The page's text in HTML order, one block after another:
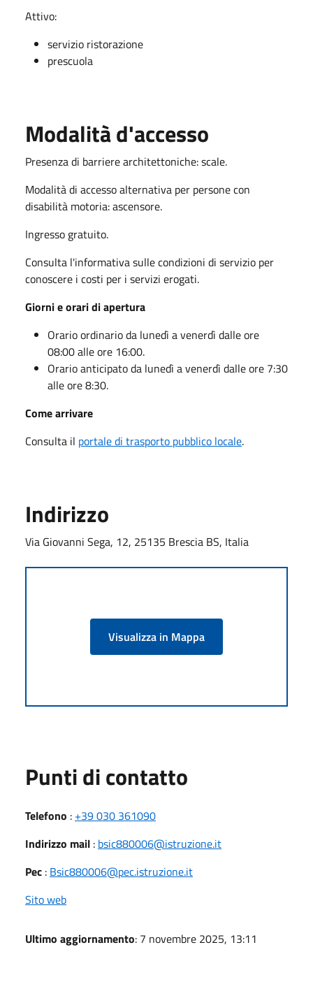
Attivo:
servizio ristorazione
prescuola
Modalità d'accesso
Presenza di barriere architettoniche: scale.
Modalità di accesso alternativa per persone con
disabilità motoria: ascensore.
Ingresso gratuito.
Consulta l'informativa sulle condizioni di servizio per
conoscere i costi per i servizi erogati.
Giorni e orari di apertura
Orario ordinario da lunedì a venerdì dalle ore
08:00 alle ore 16:00.
Orario anticipato da lunedì a venerdì dalle ore 7:30
alle ore 8:30.
Come arrivare
Consulta il portale di trasporto pubblico locale.
Indirizzo
Via Giovanni Sega, 12, 25135 Brescia BS, Italia
Visualizza in Mappa
Punti di contatto
Telefono : +39 030 361090
Indirizzo mail : bsic880006@istruzione.it
Pec : Bsic880006@pec.istruzione.it
Sito web
Ultimo aggiornamento: 7 novembre 2025, 13:11